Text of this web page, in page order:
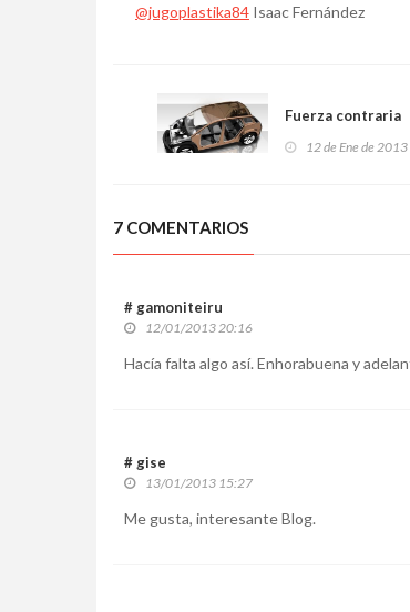
@jugoplastika84 Isaac Fernández
Fuerza contraria
12 de Ene de 2013
7 COMENTARIOS
# gamoniteiru
12/01/2013 20:16
Hacía falta algo así. Enhorabuena y
# gise
13/01/2013 15:27
Me gusta, interesante Blog.